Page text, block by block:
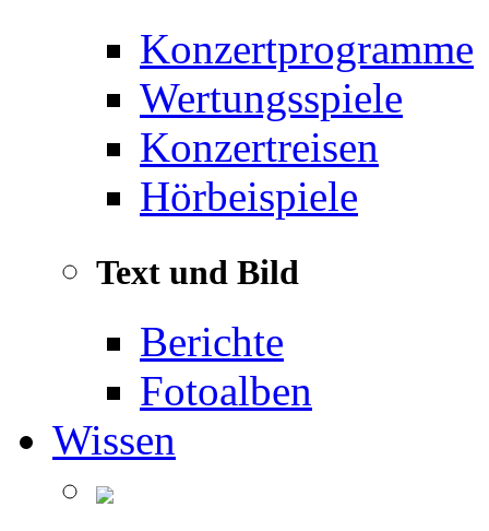
Konzertprogramme
Wertungsspiele
Konzertreisen
Hörbeispiele
Text und Bild
Berichte
Fotoalben
Wissen